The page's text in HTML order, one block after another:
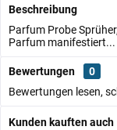
Beschreibung
Parfum Probe
Parfum manifestiert...
Bewertungen
0
Bewertungen lesen,
Kunden kauften auch